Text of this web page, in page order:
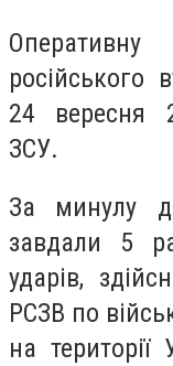
російського
24 вересня
ЗСУ.
За минулу
завдали 5
ударів,
РСЗВ по
на